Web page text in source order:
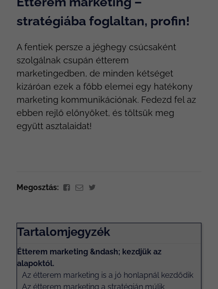
stratégiába foglaltan, profin!
A fentiek persze a jéghegy csúcsaként
szolgálnak csupán étterem
marketingedben, de minden kétséget
kizáróan ezek a főbb elemei egy hatékony
marketing kommunikációnak. Fedezd fel az
ebben rejlő előnyöket, és töltsük meg
együtt asztalaidat!
Megosztás:
Tartalomjegyzék
Étterem marketing &ndash; kezdjük az
alapoktól.
Az étterem marketing is a jó honlapnál kezdődik
Az étterem marketing a stratégián múlik